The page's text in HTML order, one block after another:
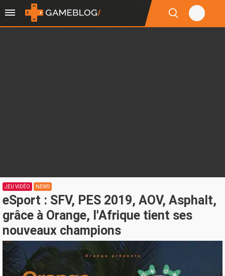
JEU VIDÉO NEWS
eSport : SFV, PES 2019, AOV, Asphalt,
grâce à Orange, l'Afrique tient ses
nouveaux champions